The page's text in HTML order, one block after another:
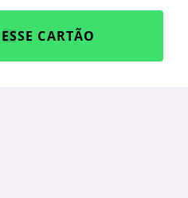
CARTÃO